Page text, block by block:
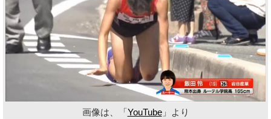
画像は、「 YouTube」より